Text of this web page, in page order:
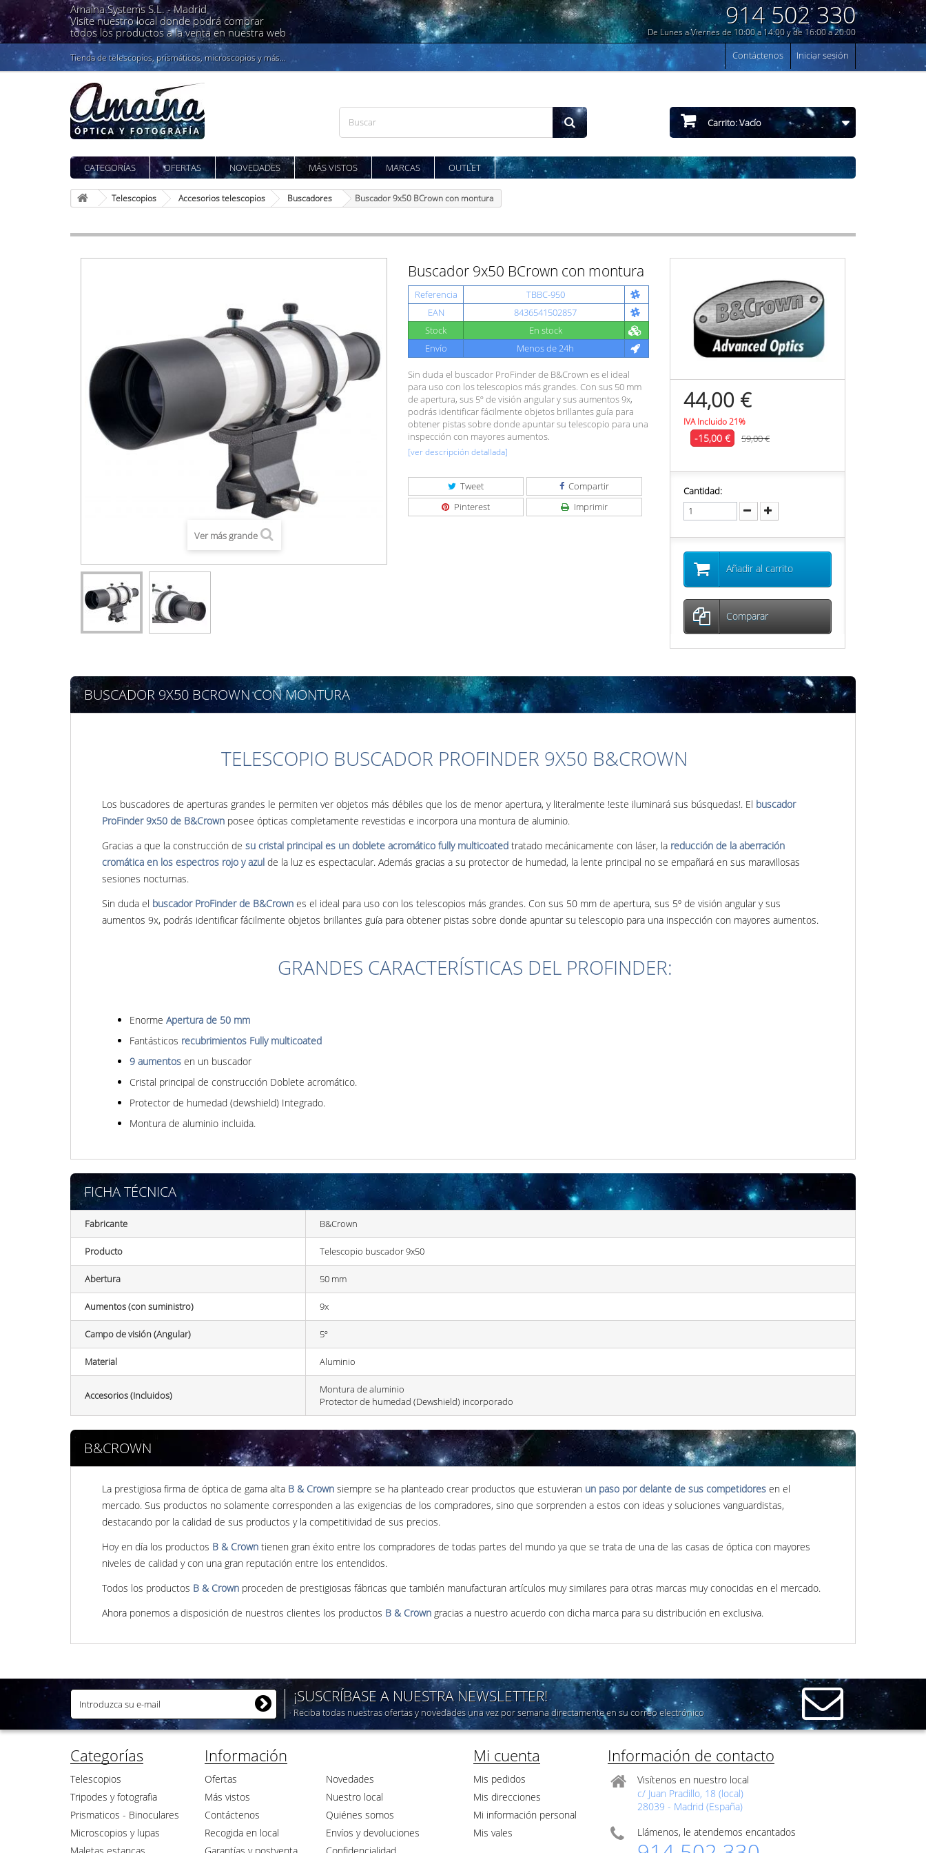
Amaina Systems S.L. -Madrid
Visíte nuestro local donde podrá comprar
todos los productos a la venta en nuestra web
914 502 330
De Lunes a Viernes de 10:00 a 14:00 y de 16:00 a 20:00
Iniciar sesión
Contáctenos
Tienda de telescopios, prismáticos, microscopios y más...
Carrito:Vacío
CATEGORÍAS OFERTAS NOVEDADES MÁS VISTOS MARCAS OUTLET
Telescopios Accesorios telescopios Buscadores Buscador 9x50 BCrown con montura
Ver más grande
Buscador 9x50 BCrown con montura
Referencia
TBBC-950
EAN
8436541502857
Stock
En stock
Envío
Menos de 24h
Sin duda el buscador ProFinder de B&Crown es el ideal
para uso con los telescopios más grandes. Con sus 50 mm
de apertura, sus 5º de visión angular y sus aumentos 9x,
podrás identificar fácilmente objetos brillantes guía para
obtener pistas sobre donde apuntar su telescopio para una
inspección con mayores aumentos.
[ver descripción detallada]
Tweet
Compartir
Pinterest
Imprimir
44,00 €
IVA Incluido 21%
-15,00 € 59,00 €
Cantidad:
Añadir al carrito
Comparar
BUSCADOR 9X50 BCROWN CON MONTURA
TELESCOPIO BUSCADOR PROFINDER 9X50 B&CROWN
Los buscadores de aperturas grandes le permiten ver objetos más débiles que los de menor apertura, y literalmente !este iluminará sus búsquedas!. El buscador
ProFinder 9x50 de B&Crown posee ópticas completamente revestidas e incorpora una montura de aluminio.
Gracias a que la construcción de su cristal principal es un doblete acromático fully multicoated tratado mecánicamente con láser, la reducción de la aberración
cromática en los espectros rojo y azul de la luz es espectacular. Además gracias a su protector de humedad, la lente principal no se empañará en sus maravillosas
sesiones nocturnas.
Sin duda el buscador ProFinder de B&Crown es el ideal para uso con los telescopios más grandes. Con sus 50 mm de apertura, sus 5º de visión angular y sus
aumentos 9x, podrás identificar fácilmente objetos brillantes guía para obtener pistas sobre donde apuntar su telescopio para una inspección con mayores aumentos.
GRANDES CARACTERÍSTICAS DEL PROFINDER:
Enorme Apertura de 50 mm
Fantásticos recubrimientos Fully multicoated
9 aumentos en un buscador
Cristal principal de construcción Doblete acromático.
Protector de humedad (dewshield) Integrado.
Montura de aluminio incluida.
FICHA TÉCNICA
Fabricante B&Crown
Producto Telescopio buscador 9x50
Abertura 50 mm
Aumentos (con suministro) 9x
Campo de visión (Angular) 5º
Material Aluminio
Accesorios (Incluidos)
Montura de aluminio
Protector de humedad (Dewshield) incorporado
B&CROWN
La prestigiosa firma de óptica de gama alta B & Crown siempre se ha planteado crear productos que estuvieran un paso por delante de sus competidores en el
mercado. Sus productos no solamente corresponden a las exigencias de los compradores, sino que sorprenden a estos con ideas y soluciones vanguardistas,
destacando por la calidad de sus productos y la competitividad de sus precios.
Hoy en día los productos B & Crown tienen gran éxito entre los compradores de todas partes del mundo ya que se trata de una de las casas de óptica con mayores
niveles de calidad y con una gran reputación entre los entendidos.
Todos los productos B & Crown proceden de prestigiosas fábricas que también manufacturan artículos muy similares para otras marcas muy conocidas en el mercado.
Ahora ponemos a disposición de nuestros clientes los productos B & Crown gracias a nuestro acuerdo con dicha marca para su distribución en exclusiva.
¡SUSCRÍBASE A NUESTRA NEWSLETTER!
Reciba todas nuestras ofertas y novedades una vez por semana directamente en su correo electrónico
Categorías
Telescopios
Tripodes y fotografia
Prismaticos - Binoculares
Microscopios y lupas
Información
Ofertas
Novedades
Más vistos
Nuestro local
Contáctenos
Quiénes somos
Recogida en local
Envíos y devoluciones
Mi cuenta
Mis pedidos
Mis direcciones
Mi información personal
Mis vales
Información de contacto
Visítenos en nuestro local
c/ Juan Pradillo, 18 (local)
28039 - Madrid (España)
Llámenos, le atendemos encantados